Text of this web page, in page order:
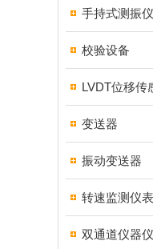
手持式测振仪
校验设备
LVDT位移传
变送器
振动变送器
转速监测仪表
双通道仪器